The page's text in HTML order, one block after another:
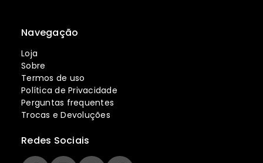
Navegação
Loja
Sobre
Termos de uso
Política de Privacidade
Perguntas frequentes
Trocas e Devoluções
Redes Sociais